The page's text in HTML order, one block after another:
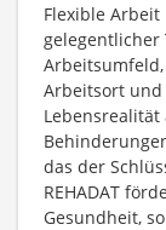
Flexible
gelegentlicher
Arbeitsort
das der
REHADAT
Gesundheit,